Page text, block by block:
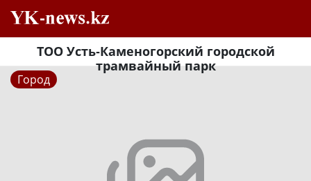
ТОО Усть-Каменогорский городской
трамвайный парк
Город